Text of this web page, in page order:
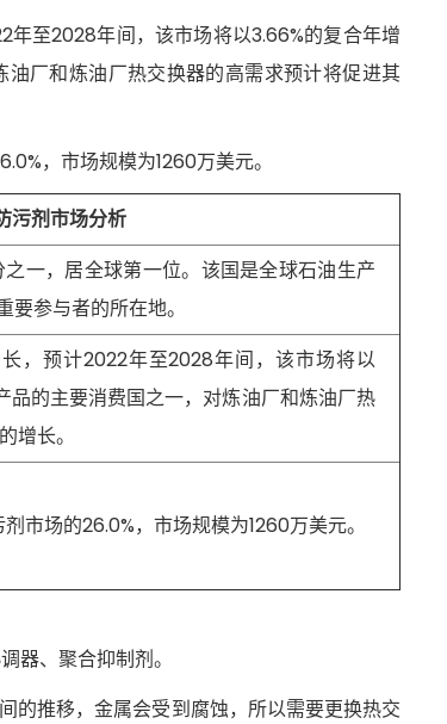
至2028年间，该市场将以3.66%的复合年增
厂和炼油厂热交换器的高需求预计将促进其
，市场规模为1260万美元。
污剂市场分析
一，居全球第一位。该国是全球石油生产
参与者的所在地。
，预计2022年至2028年间，该市场将以
的主要消费国之一，对炼油厂和炼油厂热
增长。
市场的26.0%，市场规模为1260万美元。
器、聚合抑制剂。
的推移，金属会受到腐蚀，所以需要更换热交